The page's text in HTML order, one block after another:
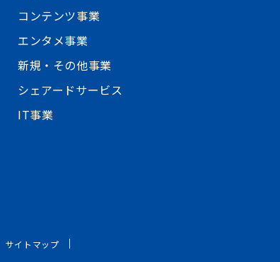
コンテンツ事業
エンタメ事業
新規・その他事業
シェアードサービス
IT事業
サイトマップ